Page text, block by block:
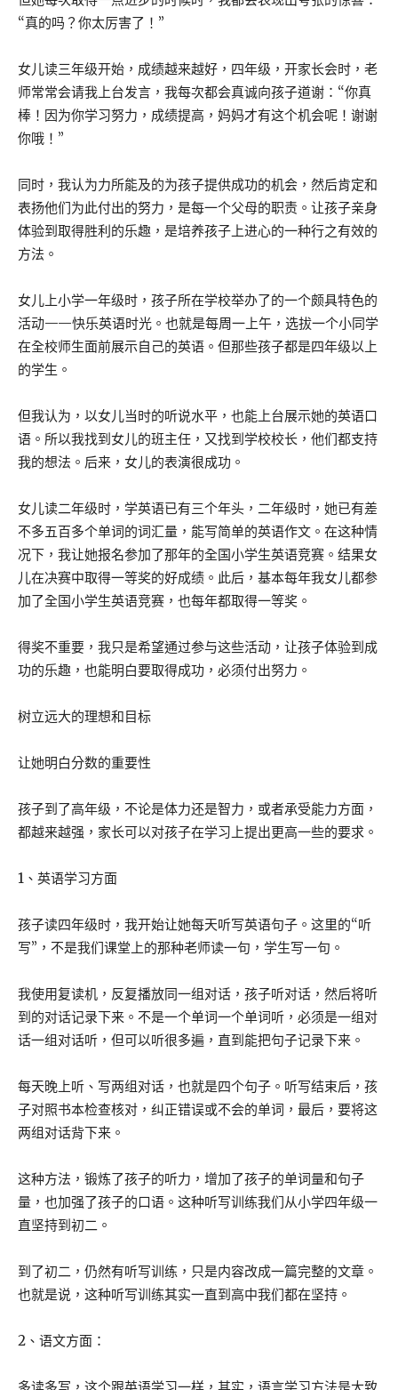
“真的吗？你太厉害了！”
女儿读三年级开始，成绩越来越好，四年级，开家长会时，老
师常常会请我上台发言，我每次都会真诚向孩子道谢：“你真
棒！因为你学习努力，成绩提高，妈妈才有这个机会呢！谢谢
你哦！”
同时，我认为力所能及的为孩子提供成功的机会，然后肯定和
表扬他们为此付出的努力，是每一个父母的职责。让孩子亲身
体验到取得胜利的乐趣，是培养孩子上进心的一种行之有效的
方法。
女儿上小学一年级时，孩子所在学校举办了的一个颇具特色的
活动——快乐英语时光。也就是每周一上午，选拔一个小同学
在全校师生面前展示自己的英语。但那些孩子都是四年级以上
的学生。
但我认为，以女儿当时的听说水平，也能上台展示她的英语口
语。所以我找到女儿的班主任，又找到学校校长，他们都支持
我的想法。后来，女儿的表演很成功。
女儿读二年级时，学英语已有三个年头，二年级时，她已有差
不多五百多个单词的词汇量，能写简单的英语作文。在这种情
况下，我让她报名参加了那年的全国小学生英语竞赛。结果女
儿在决赛中取得一等奖的好成绩。此后，基本每年我女儿都参
加了全国小学生英语竞赛，也每年都取得一等奖。
得奖不重要，我只是希望通过参与这些活动，让孩子体验到成
功的乐趣，也能明白要取得成功，必须付出努力。
树立远大的理想和目标
让她明白分数的重要性
孩子到了高年级，不论是体力还是智力，或者承受能力方面，
都越来越强，家长可以对孩子在学习上提出更高一些的要求。
1、英语学习方面
孩子读四年级时，我开始让她每天听写英语句子。这里的“听
写”，不是我们课堂上的那种老师读一句，学生写一句。
我使用复读机，反复播放同一组对话，孩子听对话，然后将听
到的对话记录下来。不是一个单词一个单词听，必须是一组对
话一组对话听，但可以听很多遍，直到能把句子记录下来。
每天晚上听、写两组对话，也就是四个句子。听写结束后，孩
子对照书本检查核对，纠正错误或不会的单词，最后，要将这
两组对话背下来。
这种方法，锻炼了孩子的听力，增加了孩子的单词量和句子
量，也加强了孩子的口语。这种听写训练我们从小学四年级一
直坚持到初二。
到了初二，仍然有听写训练，只是内容改成一篇完整的文章。
也就是说，这种听写训练其实一直到高中我们都在坚持。
2、语文方面：